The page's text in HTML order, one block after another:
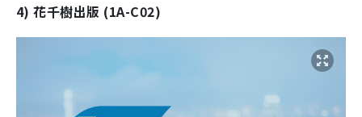
4) 花千樹出版 (1A-C02)